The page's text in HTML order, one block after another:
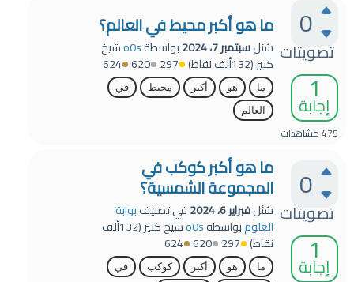
0
تصويتات
1
إجابة
475مشاهدات
ما هو أكبر محيط في العالم؟
سُئلسبتمبر 7، 2024 بواسطةo0sشيخ
كبير(132ألف نقاط) 297
620
624
ما هو أكبر محيط
في
العالم
0
تصويتات
1
إجابة
ما هو أكبر كوكب في
المجموعة الشمسية؟
سُئلفبراير 6، 2024 في تصنيفبوابة
العلومبواسطةo0sشيخ كبير(132ألف
نقاط) 297
620
624
ما هو أكبر كوكب
في